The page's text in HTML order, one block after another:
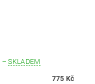
–SKLADEM
775 Kč